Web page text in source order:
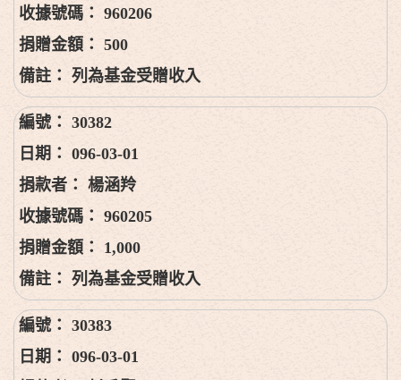
960206
500
列為基金受贈收入
30382
096-03-01
楊涵羚
960205
1,000
列為基金受贈收入
30383
096-03-01